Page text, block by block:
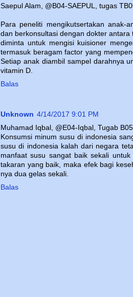
Saepul Alam, @B04-SAEPUL, tugas
Para peneliti mengikutsertakan anak-
dan berkonsultasi dengan dokter
diminta untuk mengisi kuisioner
termasuk beragam factor yang
Setiap anak diambil sampel darahnya
vitamin D.
Balas
Unknown 4/14/2017 9:01 PM
Muhamad Iqbal, @E04-Iqbal, Tugab B05
Konsumsi minum susu di indonesia
susu di indonesia kalah dari negara
manfaat susu sangat baik sekali
takaran yang baik, maka efek bagi
nya dua gelas sekali.
Balas